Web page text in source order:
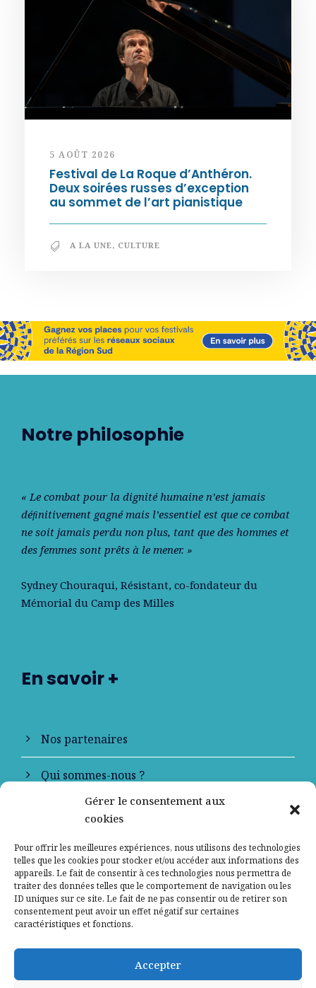
Gérer le consentement aux
cookies
Pour offrir les meilleures expériences, nous utilisons des technologies
telles que les cookies pour stocker et/ou accéder aux informations des
appareils. Le fait de consentir à ces technologies nous permettra de
traiter des données telles que le comportement de navigation ou les
ID uniques sur ce site. Le fait de ne pas consentir ou de retirer son
consentement peut avoir un effet négatif sur certaines
caractéristiques et fonctions.
Accepter
5 AOÛT 2026
Festival de La Roque d’Anthéron.
Deux soirées russes d’exception
au sommet de l’art pianistique
A LA UNE, CULTURE
Notre philosophie
« Le combat pour la dignité humaine n’est jamais
déﬁnitivement gagné mais l’essentiel est que ce combat
ne soit jamais perdu non plus, tant que des hommes et
des femmes sont prêts à le mener. »
Sydney Chouraqui, Résistant, co-fondateur du
Mémorial du Camp des Milles
En savoir +
Nos partenaires
Qui sommes-nous ?
Contactez-nous
Mentions légales
Politique de confidentialité